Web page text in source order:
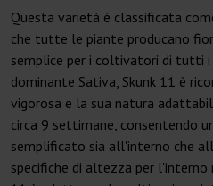
Questa varietà è classificata
che tutte le piante producano
semplice per i coltivatori di tutti i
dominante Sativa, Skunk 11 è
vigorosa e la sua natura
circa 9 settimane, consentendo
semplificato sia all'interno che
specifiche di altezza per